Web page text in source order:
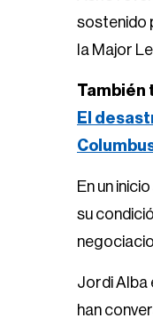
sostenido
la Major
También
El
En un
su
Jordi Alba
han